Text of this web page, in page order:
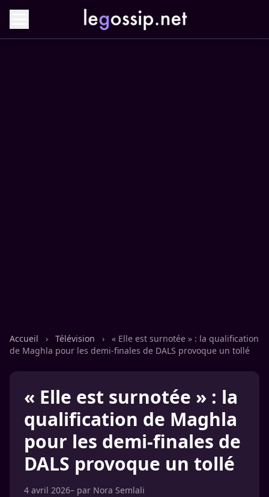
Accueil › Télévision ›
« Elle est surnotée » : la qualification
de Maghla pour les demi-finales de DALS provoque un tollé
« Elle est surnotée » : la
qualification de Maghla
pour les demi-finales de
DALS provoque un tollé
4 avril 2026– par Nora Semlali